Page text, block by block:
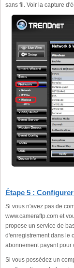
sans fil. Voir la capture
Étape 5 :
Si vous n'avez pas de
www.cameraftp.com et
propose un service de
d'enregistrement dans le
abonnement payant pour
Si vous possédez un